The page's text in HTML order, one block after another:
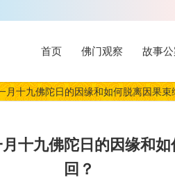
首页 佛门观察 故事
月十九佛陀日的因缘和如何脱离因果束
十九佛陀日的因缘和
回？